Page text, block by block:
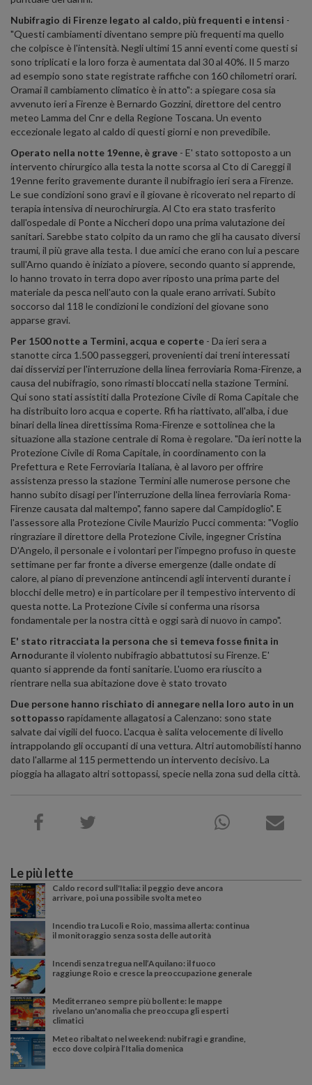
Nubifragio di Firenze legato al caldo, più frequenti e intensi -
"Questi cambiamenti diventano sempre più frequenti ma quello
che colpisce è l'intensità. Negli ultimi 15 anni eventi come questi si
sono triplicati e la loro forza è aumentata dal 30 al 40%. Il 5 marzo
ad esempio sono state registrate raffiche con 160 chilometri orari.
Oramai il cambiamento climatico è in atto": a spiegare cosa sia
avvenuto ieri a Firenze è Bernardo Gozzini, direttore del centro
meteo Lamma del Cnr e della Regione Toscana. Un evento
eccezionale legato al caldo di questi giorni e non prevedibile.
Operato nella notte 19enne, è grave - E' stato sottoposto a un
intervento chirurgico alla testa la notte scorsa al Cto di Careggi il
19enne ferito gravemente durante il nubifragio ieri sera a Firenze.
Le sue condizioni sono gravi e il giovane è ricoverato nel reparto di
terapia intensiva di neurochirurgia. Al Cto era stato trasferito
dall'ospedale di Ponte a Niccheri dopo una prima valutazione dei
sanitari. Sarebbe stato colpito da un ramo che gli ha causato diversi
traumi, il più grave alla testa. I due amici che erano con lui a pescare
sull'Arno quando è iniziato a piovere, secondo quanto si apprende,
lo hanno trovato in terra dopo aver riposto una prima parte del
materiale da pesca nell'auto con la quale erano arrivati. Subito
soccorso dal 118 le condizioni le condizioni del giovane sono
apparse gravi.
Per 1500 notte a Termini, acqua e coperte - Da ieri sera a
stanotte circa 1.500 passeggeri, provenienti dai treni interessati
dai disservizi per l'interruzione della linea ferroviaria Roma-Firenze, a
causa del nubifragio, sono rimasti bloccati nella stazione Termini.
Qui sono stati assistiti dalla Protezione Civile di Roma Capitale che
ha distribuito loro acqua e coperte. Rfi ha riattivato, all'alba, i due
binari della linea direttissima Roma-Firenze e sottolinea che la
situazione alla stazione centrale di Roma è regolare. "Da ieri notte la
Protezione Civile di Roma Capitale, in coordinamento con la
Prefettura e Rete Ferroviaria Italiana, è al lavoro per offrire
assistenza presso la stazione Termini alle numerose persone che
hanno subito disagi per l'interruzione della linea ferroviaria Roma-
Firenze causata dal maltempo", fanno sapere dal Campidoglio". E
l'assessore alla Protezione Civile Maurizio Pucci commenta: "Voglio
ringraziare il direttore della Protezione Civile, ingegner Cristina
D'Angelo, il personale e i volontari per l'impegno profuso in queste
settimane per far fronte a diverse emergenze (dalle ondate di
calore, al piano di prevenzione antincendi agli interventi durante i
blocchi delle metro) e in particolare per il tempestivo intervento di
questa notte. La Protezione Civile si conferma una risorsa
fondamentale per la nostra città e oggi sarà di nuovo in campo".
E' stato ritracciata la persona che si temeva fosse finita in
Arnodurante il violento nubifragio abbattutosi su Firenze. E'
quanto si apprende da fonti sanitarie. L'uomo era riuscito a
rientrare nella sua abitazione dove è stato trovato
Due persone hanno rischiato di annegare nella loro auto in un
sottopasso rapidamente allagatosi a Calenzano: sono state
salvate dai vigili del fuoco. L'acqua è salita velocemente di livello
intrappolando gli occupanti di una vettura. Altri automobilisti hanno
dato l'allarme al 115 permettendo un intervento decisivo. La
pioggia ha allagato altri sottopassi, specie nella zona sud della città.
Le più lette
Caldo record sull'Italia: il peggio deve ancora
arrivare, poi una possibile svolta meteo
Incendio tra Lucoli e Roio, massima allerta: continua
il monitoraggio senza sosta delle autorità
Incendi senza tregua nell’Aquilano: il fuoco
raggiunge Roio e cresce la preoccupazione generale
Mediterraneo sempre più bollente: le mappe
rivelano un'anomalia che preoccupa gli esperti
climatici
Meteo ribaltato nel weekend: nubifragi e grandine,
ecco dove colpirà l’Italia domenica